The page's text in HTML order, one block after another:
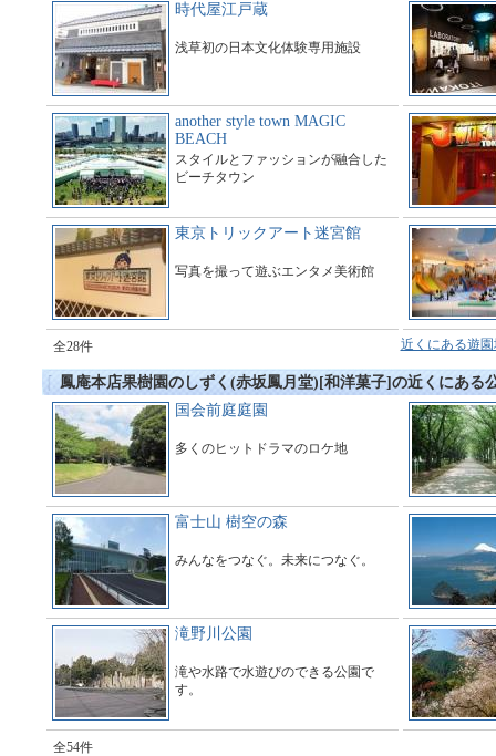
時代屋江戸蔵
浅草初の日本文化体験専用施設
another style town MAGIC
BEACH
スタイルとファッションが融合した
ビーチタウン
東京トリックアート迷宮館
写真を撮って遊ぶエンタメ美術館
全28件 近くにある遊
鳳庵本店果樹園のしずく(赤坂鳳月堂)[和洋菓子]の近くにある
国会前庭庭園
多くのヒットドラマのロケ地
富士山 樹空の森
みんなをつなぐ。未来につなぐ。
滝野川公園
滝や水路で水遊びのできる公園で
す。
全54件